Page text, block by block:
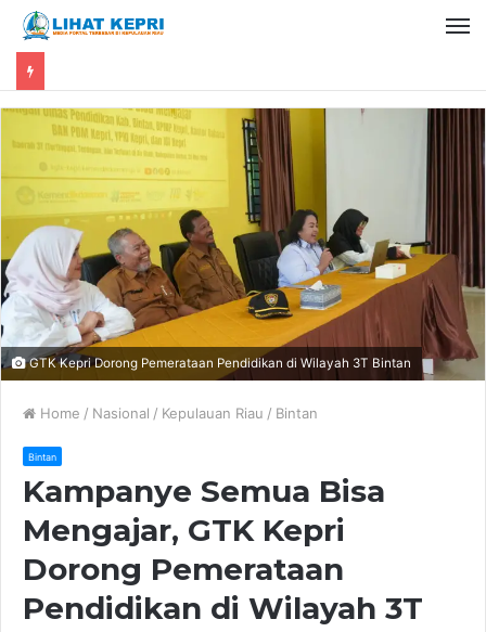
GTK Kepri Dorong Pemerataan Pendidikan di Wilayah 3T Bintan
Home / Nasional / Kepulauan Riau / Bintan
Bintan
Kampanye Semua Bisa
Mengajar, GTK Kepri
Dorong Pemerataan
Pendidikan di Wilayah 3T